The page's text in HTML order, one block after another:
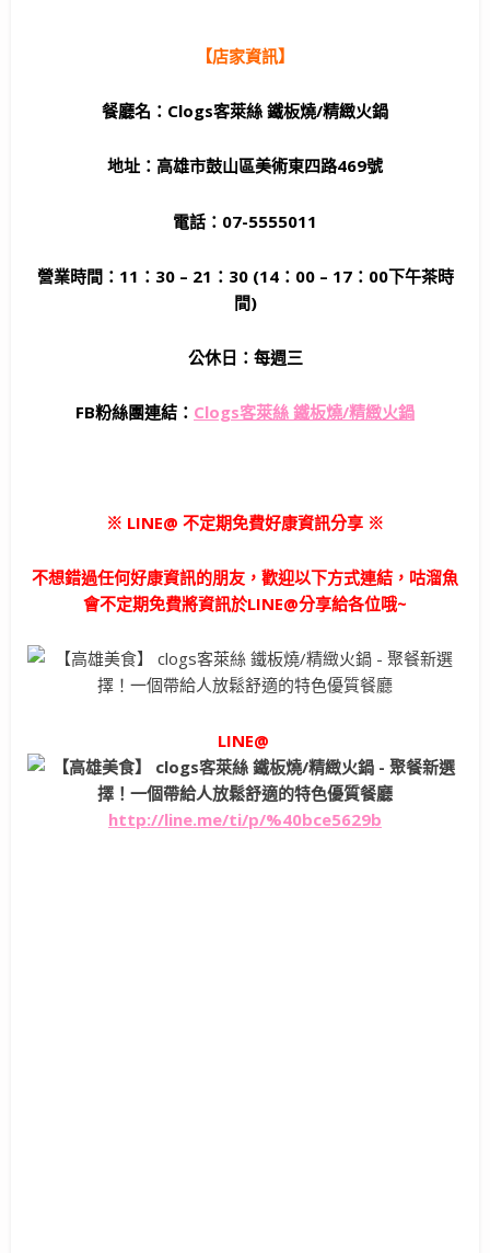
【店家資訊】
餐廳名：Clogs客萊絲 鐵板燒/精緻火鍋
地址：高雄市鼓山區美術東四路469號
電話：07-5555011
營業時間：11：30 – 21：30 (14：00 – 17：00下午茶時
間)
公休日：每週三
FB粉絲團連結： Clogs客萊絲 鐵板燒/精緻火鍋
※ LINE@ 不定期免費好康資訊分享 ※
不想錯過任何好康資訊的朋友，歡迎以下方式連結，咕溜魚
會不定期免費將資訊於LINE@分享給各位哦~
LINE@
http://line.me/ti/p/%40bce5629b